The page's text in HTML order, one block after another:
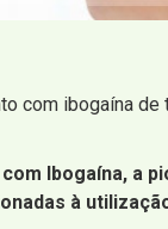
com ibogaína
Ibogaína, a
à